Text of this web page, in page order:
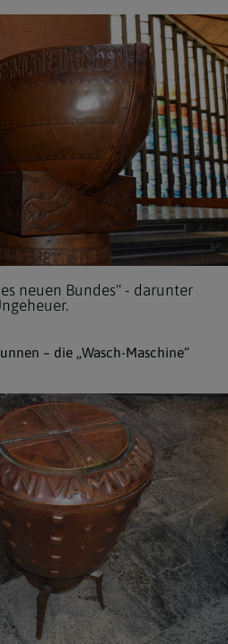
neuen Bundes" - darunter
– die „Wasch-Maschine“